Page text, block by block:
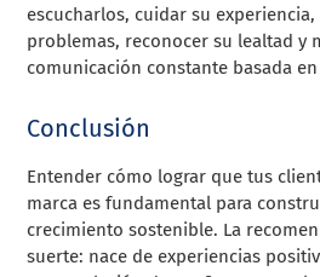
escucharlos, cuidar su
problemas, reconocer su lealtad y
comunicación constante basada
Conclusión
Entender cómo lograr que tus
marca es fundamental para
crecimiento sostenible. La
suerte: nace de experiencias